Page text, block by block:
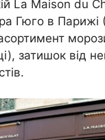
La Maison du
Гюго в Парижі
затишок від